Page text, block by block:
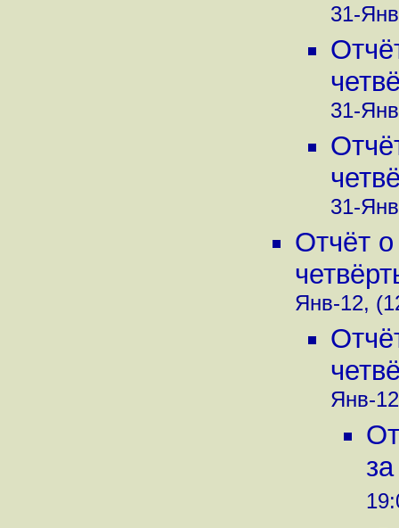
31-
31-
31-
Отчёт
Янв-12,
Янв-